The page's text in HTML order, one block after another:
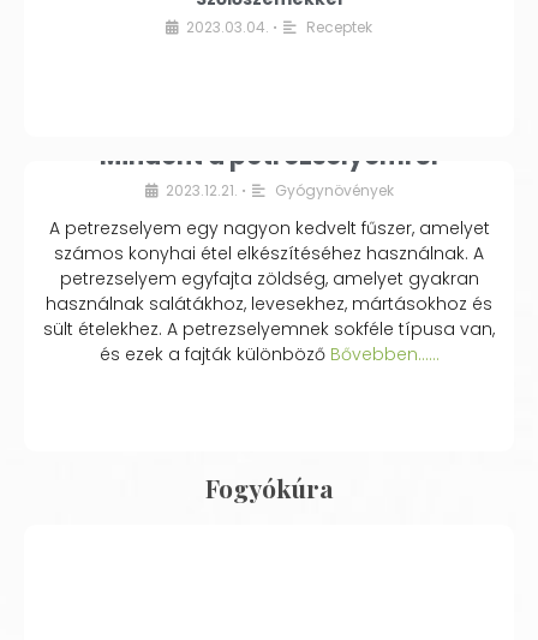
2023.03.04. • Receptek
Mindent a petrezselyemről
2023.12.21. • Gyógynövények
A petrezselyem egy nagyon kedvelt fűszer, amelyet
számos konyhai étel elkészítéséhez használnak. A
petrezselyem egyfajta zöldség, amelyet gyakran
használnak salátákhoz, levesekhez, mártásokhoz és
sült ételekhez. A petrezselyemnek sokféle típusa van,
és ezek a fajták különbözőBővebben...…
Fogyókúra